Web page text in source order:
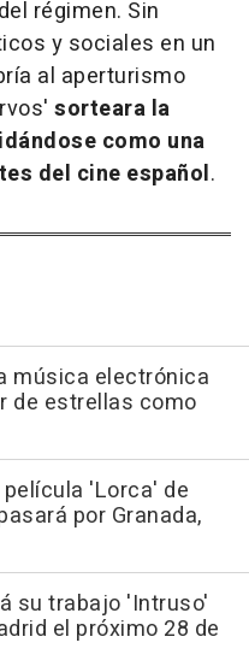
régimen. Sin
y sociales en un
al aperturismo
sorteara la
como una
del cine español.
música electrónica
de estrellas como
'Lorca' de
por Granada,
su trabajo 'Intruso'
el próximo 28 de